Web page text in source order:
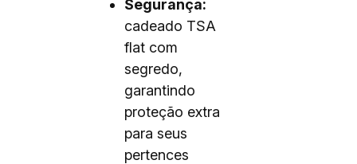
Segurança:
cadeado TSA
flat com
segredo,
garantindo
proteção extra
para seus
pertences